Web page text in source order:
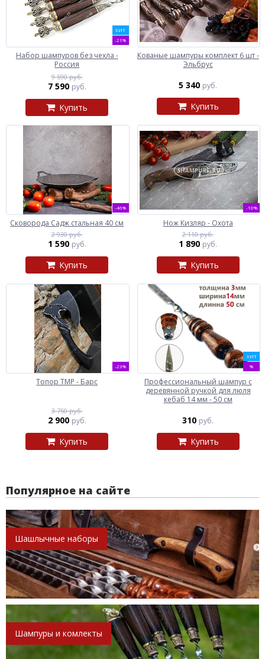
ХИТ
-21%
Набор шампуров без чехла -
Россия
9 590 руб.
7 590 руб.
Купить
Кованые шампуры комплект 6 шт -
Эльбрус
5 340 руб.
Купить
-46%
Сковорода Садж стальная 40 см
2 930 руб.
1 590 руб.
Купить
-10%
Нож Кизляр - Охота
2 110 руб.
1 890 руб.
Купить
-23%
Топор ТМР - Барс
3 750 руб.
2 900 руб.
Купить
ХИТ
%
Профессиональный шампур с
деревянной ручкой для люля
кебаб 14 мм - 50 см
310 руб.
Купить
Популярное на сайте
Шашлычные наборы
Шампуры и комлекты